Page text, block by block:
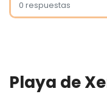
0 respuestas
Playa de